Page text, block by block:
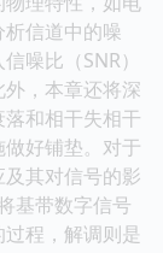
信道中的噪
噪比（SNR）
，本章还将深
和相干失相干
好铺垫。对于
其对信号的影
基带数字信号
程，解调则是